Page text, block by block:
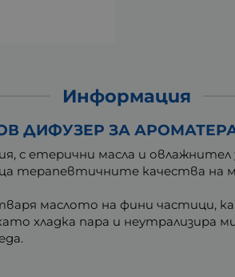
Информация
ЗА
с етерични масла и овлажнител
терапевтичните качества
маслото на фини частици,
хладка пара и неутрализира